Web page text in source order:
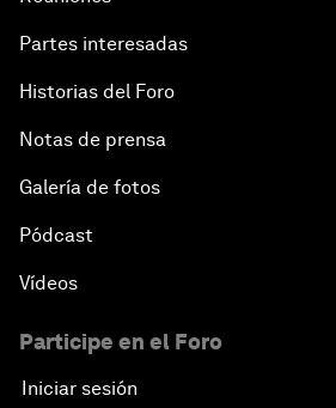
Partes interesadas
Historias del Foro
Notas de prensa
Galería de fotos
Pódcast
Vídeos
Participe en el Foro
Iniciar sesión